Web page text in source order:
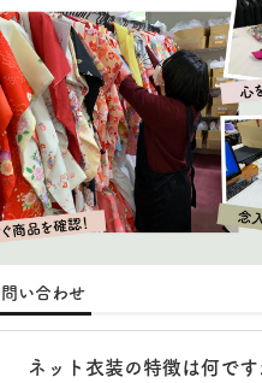
い合わせ
ネット衣装の特徴は何です